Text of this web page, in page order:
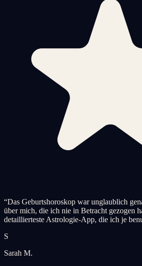
“Das Geburtshoroskop war unglaublich
über mich, die ich nie in Betracht gezogen
detaillierteste Astrologie-App, die ich je
S
Sarah M.